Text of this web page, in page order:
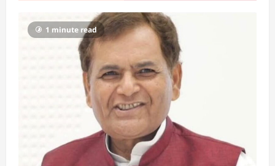
1 minute read